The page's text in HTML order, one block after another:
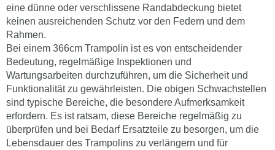
eine dünne oder verschlissene Randabdeckung bietet
keinen ausreichenden Schutz vor den Federn und dem
Rahmen.
Bei einem 366cm Trampolin ist es von entscheidender
Bedeutung, regelmäßige Inspektionen und
Wartungsarbeiten durchzuführen, um die Sicherheit und
Funktionalität zu gewährleisten. Die obigen Schwachstellen
sind typische Bereiche, die besondere Aufmerksamkeit
erfordern. Es ist ratsam, diese Bereiche regelmäßig zu
überprüfen und bei Bedarf Ersatzteile zu besorgen, um die
Lebensdauer des Trampolins zu verlängern und für